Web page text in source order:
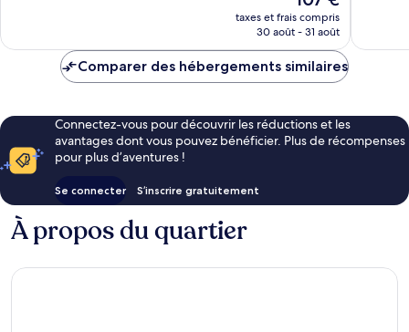
nouveau
prix
de
taxes et frais compris
30 août - 31 août
Comparer des hébergements similaires
Connectez-vous pour découvrir les réductions et les
avantages dont vous pouvez bénéficier. Plus de récompenses
pour plus d’aventures !
Se connecter S’inscrire gratuitement
À propos du quartier